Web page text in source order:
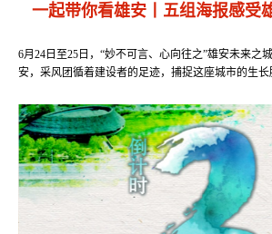
一起带你看雄安丨五组海报感受
6月24日至25日，“妙不可言、心向往之”雄安未来之
安，采风团循着建设者的足迹，捕捉这座城市的生长